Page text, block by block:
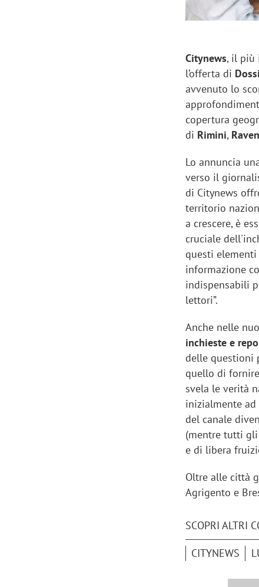
Citynews, il più
l’offerta di
avvenuto lo
copertura
di Rimini,
Lo annuncia
verso il
di Citynews
territorio
a crescere, è
cruciale
questi
informazione
indispensabili
lettori”.
Anche nelle
inchieste e
delle questioni
quello di
svela le verità
inizialmente
del canale
(mentre tutti
e di libera
Oltre alle città
Agrigento e
SCOPRI ALTRI
CITYNEWS